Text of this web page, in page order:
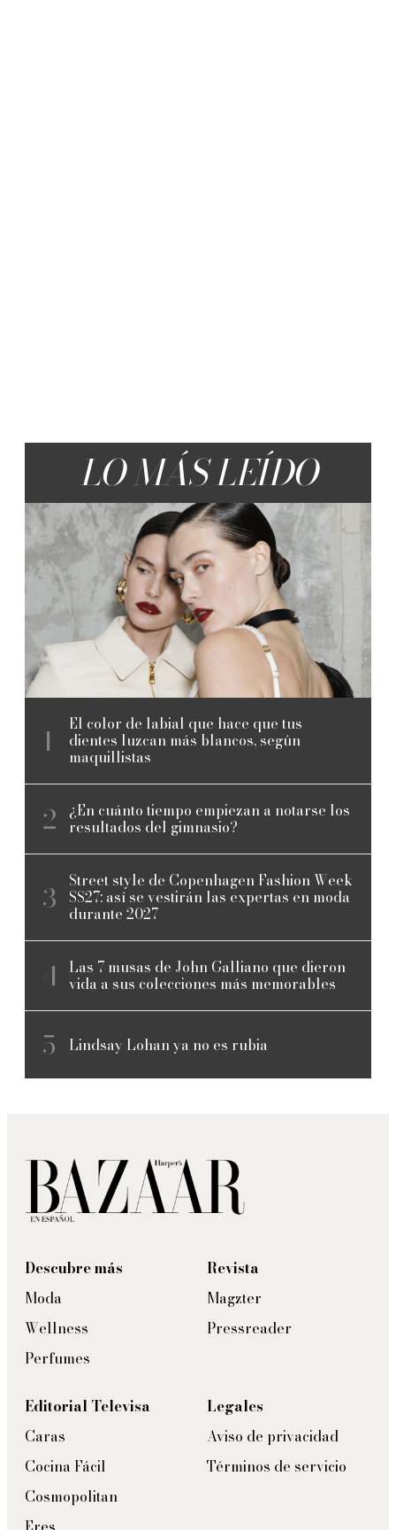
LO MÁS LEÍDO
El color de labial que hace que tus
dientes luzcan más blancos, según
maquillistas
¿En cuánto tiempo empiezan a notarse los
resultados del gimnasio?
Street style de Copenhagen Fashion Week
SS27: así se vestirán las expertas en moda
durante 2027
Las 7 musas de John Galliano que dieron
vida a sus colecciones más memorables
Lindsay Lohan ya no es rubia
Descubre más
Moda
Wellness
Perfumes
Revista
Magzter
Pressreader
Editorial Televisa
Caras
Cocina Fácil
Cosmopolitan
Legales
Aviso de privacidad
Términos de servicio